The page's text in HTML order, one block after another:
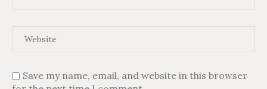
Save my name, email, and website in this browser